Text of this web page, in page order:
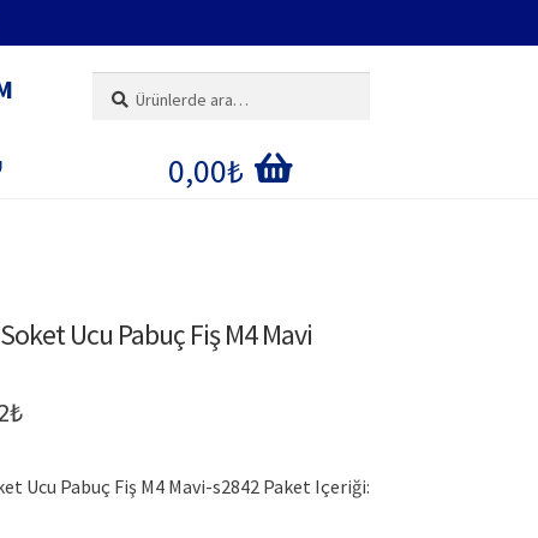
0,00₺
Ucu Pabuç Fiş M4 Mavi
₺Şu
fiyat:
Ucu Pabuç Fiş M4 Mavi-s2842 Paket Içeriği: